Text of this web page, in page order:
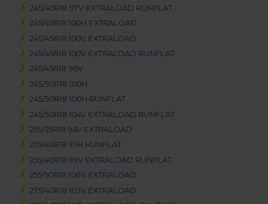
245/40R18 97V EXTRALOAD RUNFLAT
245/45R18 100H EXTRALOAD
245/45R18 100V EXTRALOAD
245/45R18 100V EXTRALOAD RUNFLAT
245/45R18 96V
245/50R18 100H
245/50R18 100H RUNFLAT
245/50R18 104V EXTRALOAD RUNFLAT
255/35R18 94V EXTRALOAD
255/40R18 95H RUNFLAT
255/40R18 99V EXTRALOAD RUNFLAT
255/50R18 106V EXTRALOAD
275/40R18 103V EXTRALOAD